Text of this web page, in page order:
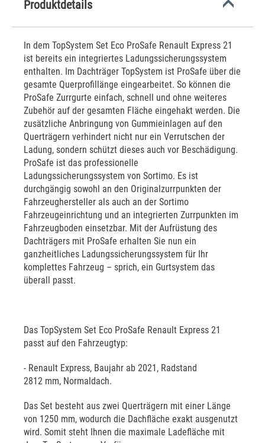
Produktdetails
In dem TopSystem Set Eco ProSafe Renault Express 21
ist bereits ein integriertes Ladungssicherungssystem
enthalten. Im Dachträger TopSystem ist ProSafe über die
gesamte Querprofillänge eingearbeitet. So können die
ProSafe Zurrgurte einfach, schnell und ohne weiteres
Zubehör auf der gesamten Fläche eingehakt werden. Die
zusätzliche Anbringung von Gummieinlagen auf den
Querträgern verhindert nicht nur ein Verrutschen der
Ladung, sondern schützt dieses auch vor Beschädigung.
ProSafe ist das professionelle
Ladungssicherungssystem von Sortimo. Es ist
durchgängig sowohl an den Originalzurrpunkten der
Fahrzeughersteller als auch an der Sortimo
Fahrzeugeinrichtung und an integrierten Zurrpunkten im
Fahrzeugboden einsetzbar. Mit der Aufrüstung des
Dachträgers mit ProSafe erhalten Sie nun ein
ganzheitliches Ladungssicherungssystem für Ihr
komplettes Fahrzeug – sprich, ein Gurtsystem das
überall passt.
Das TopSystem Set Eco ProSafe Renault Express 21
passt auf den Fahrzeugtyp:
- Renault Express, Baujahr ab 2021, Radstand
2812 mm, Normaldach.
Das Set besteht aus zwei Querträgern mit einer Länge
von 1250 mm, wodurch die Dachfläche exakt ausgenutzt
wird. Somit steht Ihnen die maximale Ladefläche mit